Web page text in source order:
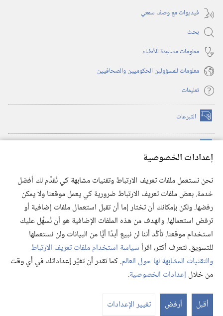
إعدادات الخصوصية
نحن نستعمل ملفات تعريف الارتباط وتقنيات مشابهة كي نُقدِّم لك أفضل
خدمة. بعض ملفات تعريف الارتباط ضرورية كي يعمل موقعنا ولا يمكن
رفضها. ولكن بإمكانك أن تختار إما أن تقبل استعمال ملفات إضافية أو
ترفض استعمالها. والهدف من هذه الملفات الإضافية هو أن نُسهِّل عليك
استخدام موقعنا. تأكَّد أننا لن نبيع أبدًا أيًّا من البيانات ولن نستعملها
للتسويق. لتعرف أكثر، اقرأسياسة استخدام ملفات تعريف الارتباط
والتقنيات المشابهة لها حول العالم. كما تقدر أن تغيِّر إعداداتك في أي وقت
من خلال إعدادات الخصوصية.
أقبل أرفض تغيير الإعدادات
فيديوات مع وصف سمعي
بحث
معلومات مساعِدة للأطباء
معلومات للمسؤولين الحكوميين والصحافيين
تعليمات
التبرعات (يفتح
نافذة
(يفتح
نافذة
(يفتح
نافذة
جديدة) تطبيق ®
JW Library
مكتبة برج المراقبة
© 2026 .Watch Tower Bible and Tract Society of Pennsylvania
شروط الاستخدام |